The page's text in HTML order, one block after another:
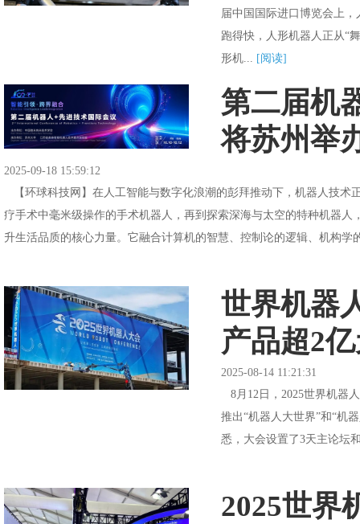
届中国国际进口博览会上
跑得快，人形机器人正从“
形机... [阅读]
第二届机
将苏州举
2025-09-18 15:59:12
【环球科技网】在人工智能与数字化浪潮的彭拜推动下，机器人技术
疗手术中毫米级操作的手术机器人，再到探索深海与太空的特种机器
升生活品质的核心力量。它融合计算机的智慧、控制论的逻辑、机构
世界机器
产品超2
2025-08-14 11:21:31
8月12日，2025世界机器
推出“机器人大世界”和“
悉，大会设置了3天主论坛
2025世界